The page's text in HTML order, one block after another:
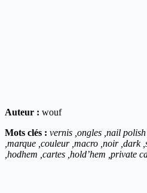
Auteur : wouf
Mots clés : vernis ,ongles ,nail
,marque ,couleur ,macro ,noir ,dark
,hodhem ,cartes ,hold’hem ,private